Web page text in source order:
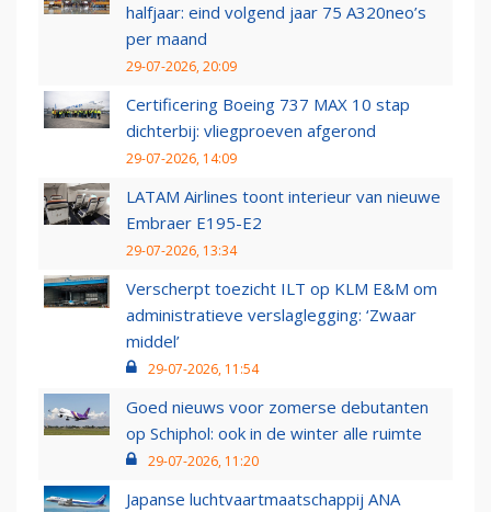
halfjaar: eind volgend jaar 75 A320neo’s
per maand
29-07-2026, 20:09
Certificering Boeing 737 MAX 10 stap
dichterbij: vliegproeven afgerond
29-07-2026, 14:09
LATAM Airlines toont interieur van nieuwe
Embraer E195-E2
29-07-2026, 13:34
Verscherpt toezicht ILT op KLM E&M om
administratieve verslaglegging: ‘Zwaar
middel’
29-07-2026, 11:54
Goed nieuws voor zomerse debutanten
op Schiphol: ook in de winter alle ruimte
29-07-2026, 11:20
Japanse luchtvaartmaatschappij ANA